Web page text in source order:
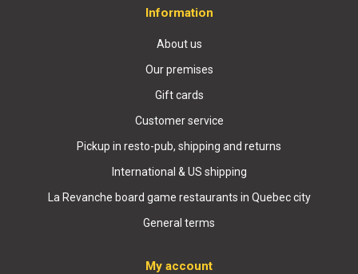
Information
About us
Our premises
Gift cards
Customer service
Pickup in resto-pub, shipping and returns
International & US shipping
La Revanche board game restaurants in Quebec city
General terms
My account